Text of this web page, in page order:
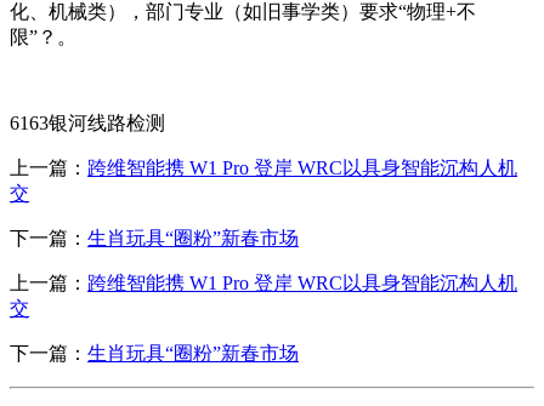
化、机械类），部门专业（如旧事学类）要求“物理+不
限”？。
6163银河线路检测
上一篇： 跨维智能携 W1 Pro 登岸 WRC以具身智能沉构人机
交
下一篇： 生肖玩具“圈粉”新春市场
上一篇： 跨维智能携 W1 Pro 登岸 WRC以具身智能沉构人机
交
下一篇： 生肖玩具“圈粉”新春市场